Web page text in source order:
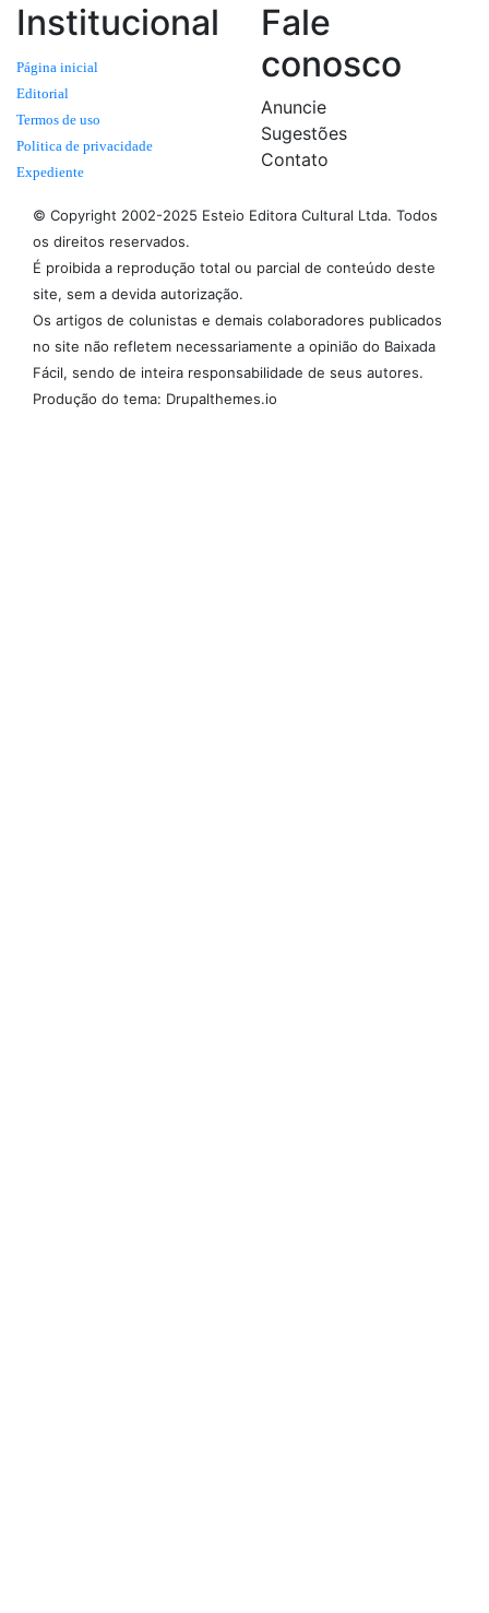
Institucional
Página inicial
Editorial
Termos de uso
Politica de privacidade
Expediente
Fale
conosco
Anuncie
Sugestões
Contato
© Copyright 2002-2025 Esteio Editora Cultural Ltda. Todos
os direitos reservados.
É proibida a reprodução total ou parcial de conteúdo deste
site, sem a devida autorização.
Os artigos de colunistas e demais colaboradores publicados
no site não refletem necessariamente a opinião do Baixada
Fácil, sendo de inteira responsabilidade de seus autores.
Produção do tema: Drupalthemes.io